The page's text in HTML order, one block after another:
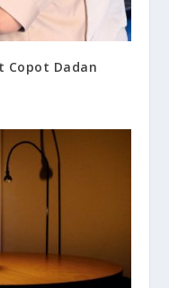
Copot Dadan